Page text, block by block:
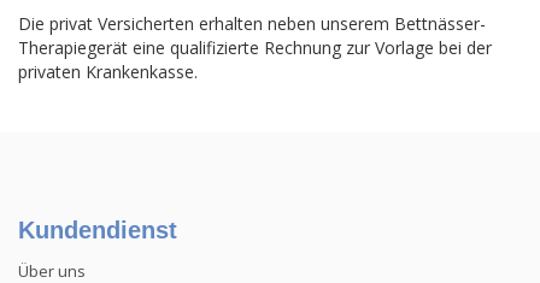
Die privat Versicherten erhalten neben unserem Bettnässer-
Therapiegerät eine qualifizierte Rechnung zur Vorlage bei der
privaten Krankenkasse.
Kundendienst
Über uns